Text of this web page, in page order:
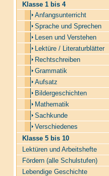
Klasse 1 bis 4
Anfangsunterricht
Sprache und Sprechen
Lesen und Verstehen
Lektüre / Literaturblätter
Rechtschreiben
Grammatik
Aufsatz
Bildergeschichten
Mathematik
Sachkunde
Verschiedenes
Klasse 5 bis 10
Lektüren und Arbeitshefte
Fördern (alle Schulstufen)
Lebendige Geschichte